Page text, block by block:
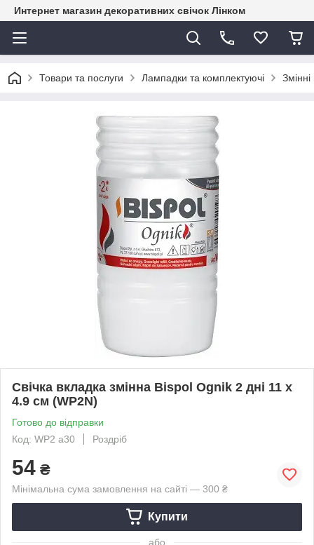
Интернет магазин декоративних свічок Лінком
Товари та послуги Лампадки та комплектуючі
Свічка вкладка змінна Bispol Ognik 2 дні 11 х
4.9 см (WP2N)
Готово до відправки
Код: WP2 a30
Роздріб
54 ₴
Мінімальна сума замовлення на сайті — 300 ₴
Купити
або